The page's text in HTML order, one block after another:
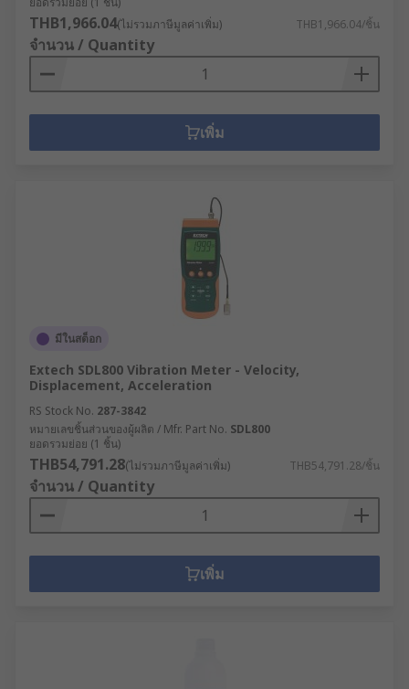
THB1,966.04(ไม่รวมภาษีมูลค่าเพิ่ม) THB1,966.04/ชิ้น
จำนวน / Quantity
เพิ่ม
มีในสต็อก
Extech SDL800 Vibration Meter - Velocity,
Displacement, Acceleration
RS Stock No. 287-3842
หมายเลขชิ้นส่วนของผู้ผลิต / Mfr. Part No. SDL800
ยอดรวมย่อย (1 ชิ้น)
THB54,791.28(ไม่รวมภาษีมูลค่าเพิ่ม) THB54,791.28/ชิ้น
จำนวน / Quantity
เพิ่ม